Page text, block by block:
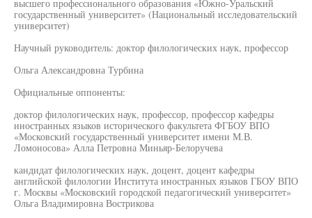
высшего профессионального образования «Южно-Уральский
государственный университет» (Национальный исследовательский
университет)
Научный руководитель: доктор филологических наук, профессор
Ольга Александровна Турбина
Официальные оппоненты:
доктор филологических наук, профессор, профессор кафедры
иностранных языков исторического факультета ФГБОУ ВПО
«Московский государственный университет имени М.В.
Ломоносова» Алла Петровна Миньяр-Белоручева
кандидат филологических наук, доцент, доцент кафедры
английской филологии Института иностранных языков ГБОУ ВПО
г. Москвы «Московский городской педагогический университет»
Ольга Владимировна Вострикова